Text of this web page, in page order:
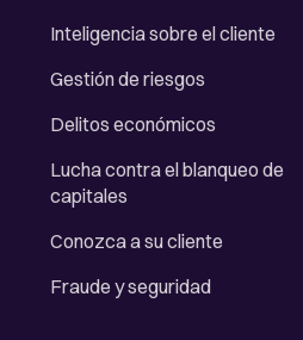
Inteligencia sobre el cliente
Gestión de riesgos
Delitos económicos
Lucha contra el blanqueo de
capitales
Conozca a su cliente
Fraude y seguridad